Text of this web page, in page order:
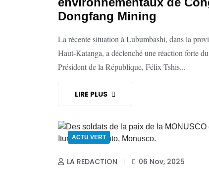
Dongfang Mining
La récente situation à Lubumbashi, dans la
Haut-Katanga, a déclenché une réaction forte du
Président de la République, Félix Tshis...
LIRE PLUS
ACTU VERT
LA REDACTION 06 Nov, 2025